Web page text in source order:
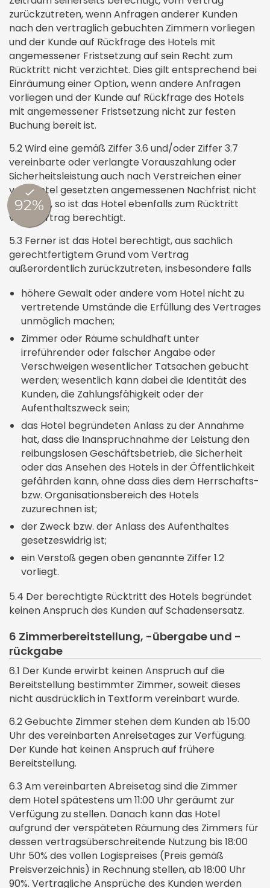
zurückzutreten, wenn Anfragen anderer Kunden
nach den vertraglich gebuchten Zimmern vorliegen
und der Kunde auf Rückfrage des Hotels mit
angemessener Fristsetzung auf sein Recht zum
Rücktritt nicht verzichtet. Dies gilt entsprechend bei
Einräumung einer Option, wenn andere Anfragen
vorliegen und der Kunde auf Rückfrage des Hotels
mit angemessener Fristsetzung nicht zur festen
Buchung bereit ist.
5.2 Wird eine gemäß Ziffer 3.6 und/oder Ziffer 3.7
vereinbarte oder verlangte Vorauszahlung oder
Sicherheitsleistung auch nach Verstreichen einer
vom Hotel gesetzten angemessenen Nachfrist nicht
geleistet, so ist das Hotel ebenfalls zum Rücktritt
vom Vertrag berechtigt.
5.3 Ferner ist das Hotel berechtigt, aus sachlich
gerechtfertigtem Grund vom Vertrag
außerordentlich zurückzutreten, insbesondere falls
höhere Gewalt oder andere vom Hotel nicht zu
vertretende Umstände die Erfüllung des Vertrages
unmöglich machen;
Zimmer oder Räume schuldhaft unter
irreführender oder falscher Angabe oder
Verschweigen wesentlicher Tatsachen gebucht
werden; wesentlich kann dabei die Identität des
Kunden, die Zahlungsfähigkeit oder der
Aufenthaltszweck sein;
das Hotel begründeten Anlass zu der Annahme
hat, dass die Inanspruchnahme der Leistung den
reibungslosen Geschäftsbetrieb, die Sicherheit
oder das Ansehen des Hotels in der Öffentlichkeit
gefährden kann, ohne dass dies dem Herrschafts-
bzw. Organisationsbereich des Hotels
zuzurechnen ist;
der Zweck bzw. der Anlass des Aufenthaltes
gesetzeswidrig ist;
ein Verstoß gegen oben genannte Ziffer 1.2
vorliegt.
5.4 Der berechtigte Rücktritt des Hotels begründet
keinen Anspruch des Kunden auf Schadensersatz.
6 Zimmerbereitstellung, -übergabe und -
rückgabe
6.1 Der Kunde erwirbt keinen Anspruch auf die
Bereitstellung bestimmter Zimmer, soweit dieses
nicht ausdrücklich in Textform vereinbart wurde.
6.2 Gebuchte Zimmer stehen dem Kunden ab 15:00
Uhr des vereinbarten Anreisetages zur Verfügung.
Der Kunde hat keinen Anspruch auf frühere
Bereitstellung.
6.3 Am vereinbarten Abreisetag sind die Zimmer
dem Hotel spätestens um 11:00 Uhr geräumt zur
Verfügung zu stellen. Danach kann das Hotel
aufgrund der verspäteten Räumung des Zimmers für
dessen vertragsüberschreitende Nutzung bis 18:00
Uhr 50% des vollen Logispreises (Preis gemäß
Preisverzeichnis) in Rechnung stellen, ab 18:00 Uhr
90%. Vertragliche Ansprüche des Kunden werden